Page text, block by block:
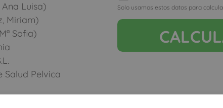
Luisa)
Miriam)
Sofia)
Salud Pelvica
Andres)
Solo usamos estos datos para